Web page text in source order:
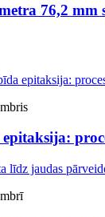
76,2 mm